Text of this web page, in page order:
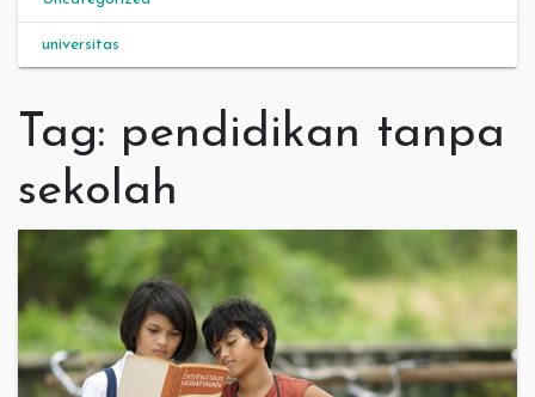
universitas
Tag: pendidikan tanpa
sekolah